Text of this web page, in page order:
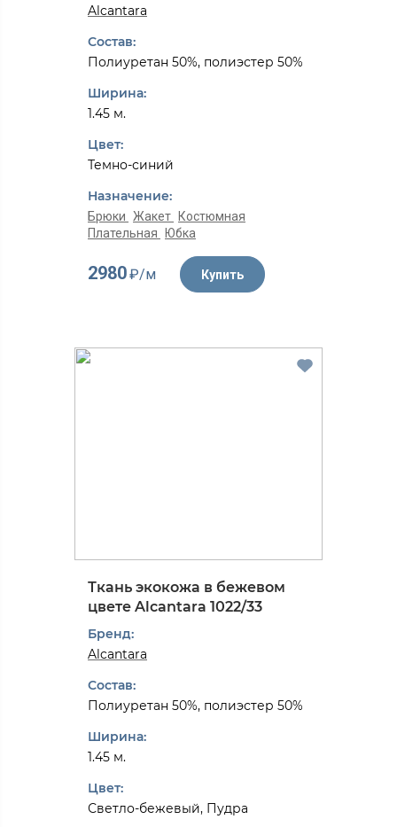
Alcantarа
Состав:
Полиуретан 50%, полиэстер 50%
Ширина:
1.45 м.
Цвет:
Темно-синий
Назначение:
Брюки Жакет
Костюмная
Плательная
Юбка
2980₽/м Купить
Ткань экокожа в бежевом
цвете Alcantarа 1022/33
Бренд:
Alcantarа
Состав:
Полиуретан 50%, полиэстер 50%
Ширина:
1.45 м.
Цвет:
Светло-бежевый, Пудра